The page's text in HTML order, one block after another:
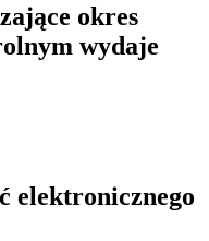
okres
wydaje
elektronicznego